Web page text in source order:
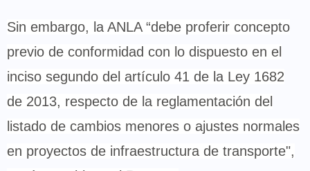
Sin embargo, la ANLA “debe proferir concepto
previo de conformidad con lo dispuesto en el
inciso segundo del artículo 41 de la Ley 1682
de 2013, respecto de la reglamentación del
listado de cambios menores o ajustes normales
en proyectos de infraestructura de transporte",